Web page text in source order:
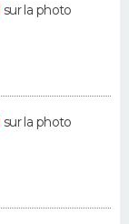
sur la photo
sur la photo